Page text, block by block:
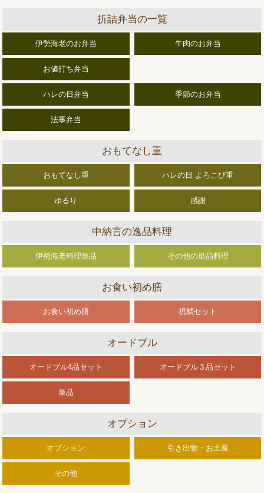
折詰弁当の一覧
伊勢海老のお弁当 牛肉のお弁当
お値打ち弁当
ハレの日弁当 季節のお弁当
法事弁当
おもてなし重
おもてなし重 ハレの日 よろこび重
ゆるり 感謝
中納言の逸品料理
伊勢海老料理単品 その他の単品料理
お食い初め膳
お食い初め膳 祝鯛セット
オードブル
オードブル4品セット オードブル３品セット
単品
オプション
オプション 引き出物・お土産
その他